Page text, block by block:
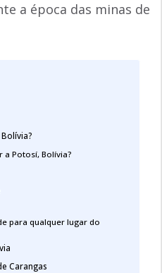
a época das minas de
a Potosí, Bolívia?
para qualquer lugar do
Carangas